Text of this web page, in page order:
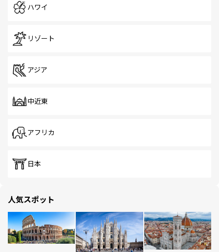
ハワイ
リゾート
アジア
中近東
アフリカ
日本
人気スポット